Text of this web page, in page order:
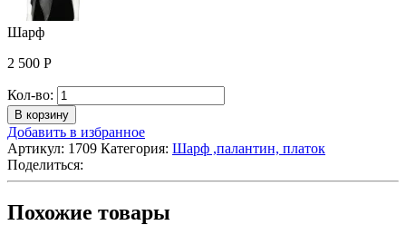
Шарф
2 500 Р
Кол-во: Количество
Шарф
В корзину
Добавить в избранное
Артикул: 1709 Категория: Шарф ,палантин, платок
Поделиться:
Похожие товары